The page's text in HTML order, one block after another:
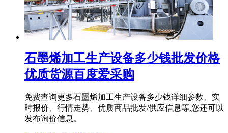
石墨烯加工生产设备多少钱批发价格
优质货源百度爱采购
免费查询更多石墨烯加工生产设备多少钱详细参数、实
时报价、行情走势、优质商品批发/供应信息等,您还可以
发布询价信息。